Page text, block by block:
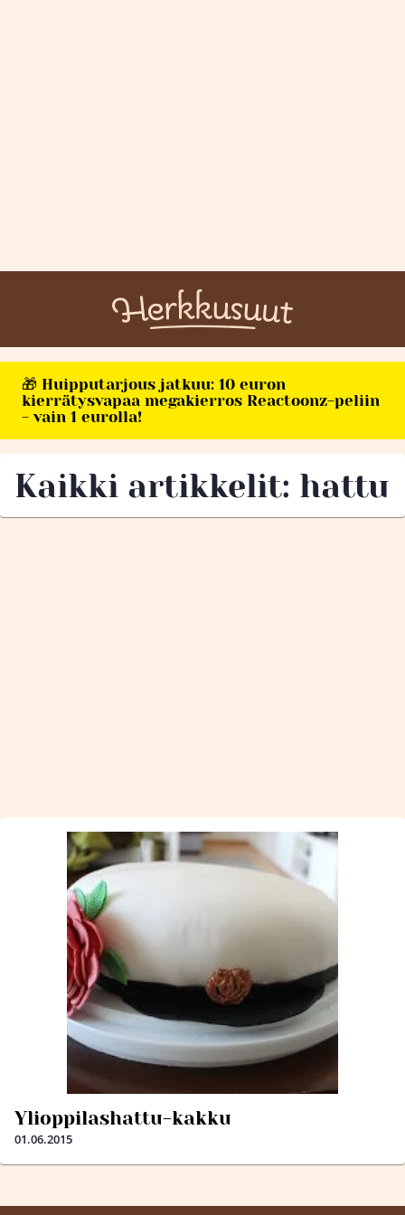
🎁 Huipputarjous jatkuu: 10 euron
kierrätysvapaa megakierros Reactoonz-peliin
- vain 1 eurolla!
Kaikki artikkelit: hattu
Ylioppilashattu-kakku
01.06.2015